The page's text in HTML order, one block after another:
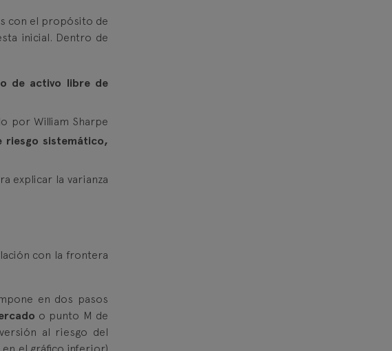
con el propósito de
inicial. Dentro de
de activo libre de
por William Sharpe
riesgo sistemático,
explicar la varianza
con la frontera
en dos pasos
o punto M de
al riesgo del